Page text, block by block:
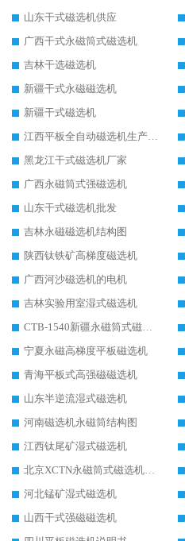
山东干式磁选机供应
广西干式永磁筒式磁选机
吉林干选磁选机
新疆干式永磁磁选机
新疆干式磁选机
江西平板全自动磁选机生产厂家
黑龙江干式磁选机厂家
广西永磁筒式强磁选机
山东干式磁选机批发
吉林永磁磁选机结构图
陕西钛铁矿高梯度磁选机
广西河沙磁选机的电机
吉林实验用室湿式磁选机
CTB-1540新疆永磁筒式磁选机
宁夏永磁高梯度平板磁选机
青海平板式高强磁磁选机
山东半逆流湿式磁选机
河南磁选机永磁筒结构图
江西钛尾矿湿式磁选机
北京XCTN永磁筒式磁选机磁块位置
河北锰矿湿式磁选机
山西干式强磁磁选机